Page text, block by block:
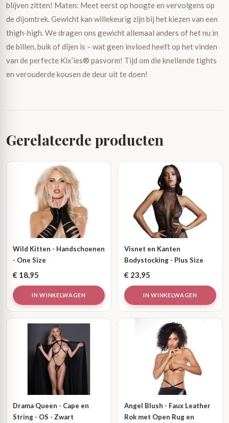
blijven zitten! Maten: Meet eerst op hoogte en vervolgens op
de dijomtrek. Gewicht kan willekeurig zijn bij het kiezen van een
thigh-high. We dragen ons gewicht allemaal anders of het nu in
de billen, buik of dijen is – wat geen invloed heeft op het vinden
van de perfecte Kix’ies® pasvorm! Tijd om die knellende tights
en verouderde kousen de deur uit te doen!
Gerelateerde producten
Wild Kitten - Handschoenen
- One Size
€ 18,95
IN WINKELWAGEN
Visnet en Kanten
Bodystocking - Plus Size
€ 23,95
IN WINKELWAGEN
Drama Queen - Cape en
String - OS - Zwart
Angel Blush - Faux Leather
Rok met Open Rug en